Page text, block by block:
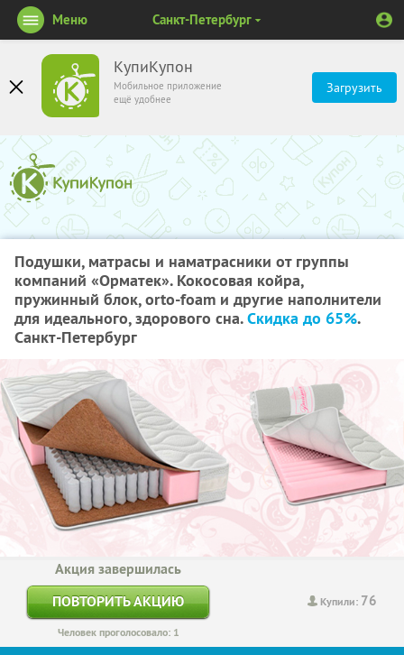
КупиКупон
Мобильное приложение
ещё удобнее
Загрузить
Меню Санкт-Петербург
Подушки, матрасы и наматрасники от группы
компаний «Орматек». Кокосовая койра,
пружинный блок, orto-foam и другие наполнители
для идеального, здорового сна.Скидка до 65%.
Санкт-Петербург
Купили: 76
Акция завершилась
ПОВТОРИТЬ АКЦИЮ
Человек проголосовало: 1